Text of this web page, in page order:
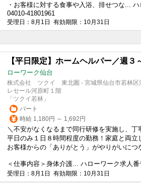
・お客様に対する食事や入浴、排せつな...
04010-41801961
受理日：8月1日 有効期限：10月31日
【平日限定】ホームヘルパー／週３
ローワーク仙台
株式会社 ツクイ 東北圏 - 宮城県仙台市若林区
レセール河原町１階
「ツクイ若林」
パート
時給 1,180円 ～ 1,692円
＼不安がなくなるまで同行研修を実施し、丁
平日のみ１日８時間程度の勤務！家庭と両立
お客様からの「ありがとう」がやりがいにつ
＜仕事内容＞身体介護... ハローワーク求人番
受理日：8月1日 有効期限：10月31日